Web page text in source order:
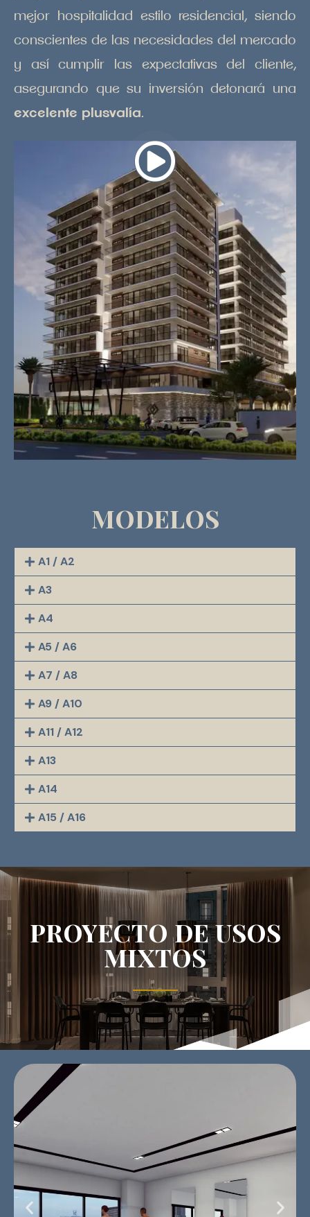
mejor hospitalidad estilo residencial, siendo
conscientes de las necesidades del mercado
y así cumplir las expectativas del cliente,
asegurando que su inversión detonará una
excelente plusvalía.
Modelos
A1 / A2
A3
A4
A5 / A6
A7 / A8
A9 / A10
A11 / A12
A13
A14
A15 / A16
Proyecto de Usos
Mixtos